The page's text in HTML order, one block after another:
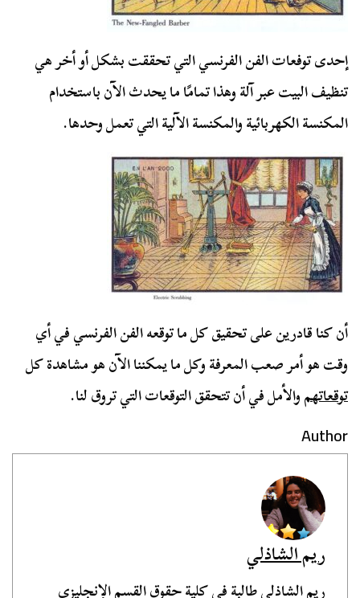
إحدى توفعات الفن الفرنسي التي تحققت بشكل أو أخر هي
تنظيف البيت عبر آلة وهذا تمامًا ما يحدث الآن باستخدام
المكنسة الكهربائية والمكنسة الآلية التي تعمل وحدها.
أن كنا قادرين على تحقيق كل ما توقعه الفن الفرنسي في أي
وقت هو أمر صعب المعرفة وكل ما يمكننا الآن هو مشاهدة كل
توقعاتهموالأمل في أن تتحقق التوقعات التي تروق لنا.
Author
ريم الشاذلي
ريم الشاذلي طالبة في كلية حقوق القسم الإنجليزي